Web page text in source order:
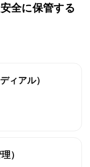
全に保管する
ィアル）
）